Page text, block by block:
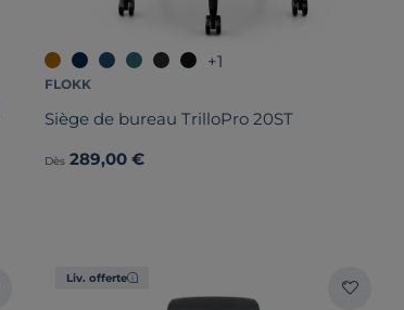
+1
FLOKK
Siège de bureau TrilloPro 20ST
Dès 289,00 €
Liv. offerte